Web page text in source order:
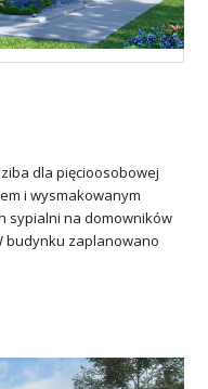
dla pięcioosobowej
i wysmakowanym
sypialni na domowników
budynku zaplanowano